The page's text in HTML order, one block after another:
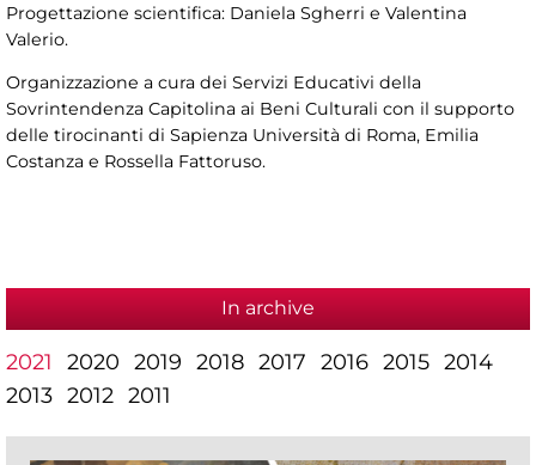
Progettazione scientifica: Daniela Sgherri e Valentina
Valerio.
Organizzazione a cura dei Servizi Educativi della
Sovrintendenza Capitolina ai Beni Culturali con il supporto
delle tirocinanti di Sapienza Università di Roma, Emilia
Costanza e Rossella Fattoruso.
In archive
2021 2020 2019 2018 2017 2016 2015 2014
2013 2012 2011